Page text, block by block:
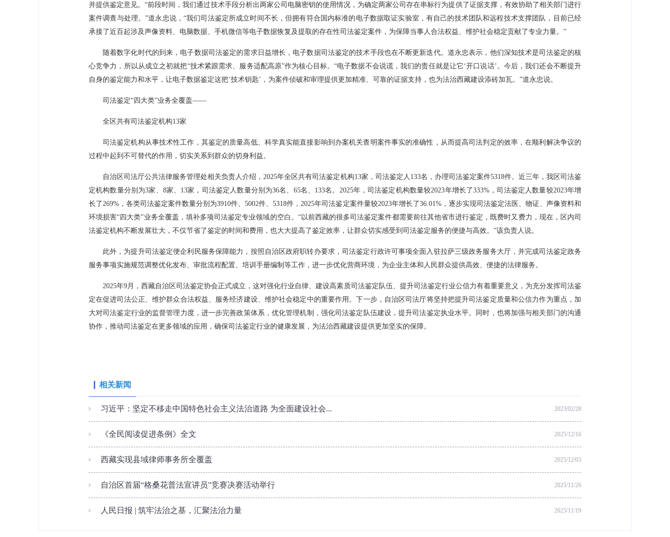
并提供鉴定意见。“前段时间，我们通过技术手段分析出两家公司电脑密钥的使用情况，为确定两家公司存在串标行为提供了证据支撑，有效协助了相关部门进行
案件调查与处理。”道永忠说，“我们司法鉴定所成立时间不长，但拥有符合国内标准的电子数据取证实验室，有自己的技术团队和远程技术支撑团队，目前已经
承接了近百起涉及声像资料、电脑数据、手机微信等电子数据恢复及提取的存在性司法鉴定案件，为保障当事人合法权益、维护社会稳定贡献了专业力量。”
随着数字化时代的到来，电子数据司法鉴定的需求日益增长，电子数据司法鉴定的技术手段也在不断更新迭代。道永忠表示，他们深知技术是司法鉴定的核
心竞争力，所以从成立之初就把“技术紧跟需求、服务适配高原”作为核心目标。“电子数据不会说谎，我们的责任就是让它‘开口说话’。今后，我们还会不断提升
自身的鉴定能力和水平，让电子数据鉴定这把‘技术钥匙’，为案件侦破和审理提供更加精准、可靠的证据支持，也为法治西藏建设添砖加瓦。”道永忠说。
司法鉴定“四大类”业务全覆盖——
全区共有司法鉴定机构13家
司法鉴定机构从事技术性工作，其鉴定的质量高低、科学真实能直接影响到办案机关查明案件事实的准确性，从而提高司法判定的效率，在顺利解决争议的
过程中起到不可替代的作用，切实关系到群众的切身利益。
自治区司法厅公共法律服务管理处相关负责人介绍，2025年全区共有司法鉴定机构13家，司法鉴定人133名，办理司法鉴定案件5318件。近三年，我区司法鉴
定机构数量分别为3家、8家、13家，司法鉴定人数量分别为36名、65名、133名。2025年，司法鉴定机构数量较2023年增长了333%，司法鉴定人数量较2023年增
长了269%，各类司法鉴定案件数量分别为3910件、5002件、5318件，2025年司法鉴定案件量较2023年增长了36.01%，逐步实现司法鉴定法医、物证、声像资料和
环境损害“四大类”业务全覆盖，填补多项司法鉴定专业领域的空白。“以前西藏的很多司法鉴定案件都需要前往其他省市进行鉴定，既费时又费力，现在，区内司
法鉴定机构不断发展壮大，不仅节省了鉴定的时间和费用，也大大提高了鉴定效率，让群众切实感受到司法鉴定服务的便捷与高效。”该负责人说。
此外，为提升司法鉴定便企利民服务保障能力，按照自治区政府职转办要求，司法鉴定行政许可事项全面入驻拉萨三级政务服务大厅，并完成司法鉴定政务
服务事项实施规范调整优化发布、审批流程配置、培训手册编制等工作，进一步优化营商环境，为企业主体和人民群众提供高效、便捷的法律服务。
2025年9月，西藏自治区司法鉴定协会正式成立，这对强化行业自律、建设高素质司法鉴定队伍、提升司法鉴定行业公信力有着重要意义，为充分发挥司法鉴
定在促进司法公正、维护群众合法权益、服务经济建设、维护社会稳定中的重要作用。下一步，自治区司法厅将坚持把提升司法鉴定质量和公信力作为重点，加
大对司法鉴定行业的监督管理力度，进一步完善政策体系，优化管理机制，强化司法鉴定队伍建设，提升司法鉴定执业水平。同时，也将加强与相关部门的沟通
协作，推动司法鉴定在更多领域的应用，确保司法鉴定行业的健康发展，为法治西藏建设提供更加坚实的保障。
相关新闻
习近平：坚定不移走中国特色社会主义法治道路 为全面建设社会... 2023/02/28
《全民阅读促进条例》全文 2025/12/16
西藏实现县域律师事务所全覆盖 2025/12/03
自治区首届“格桑花普法宣讲员”竞赛决赛活动举行 2025/11/26
人民日报 | 筑牢法治之基，汇聚法治力量 2025/11/19